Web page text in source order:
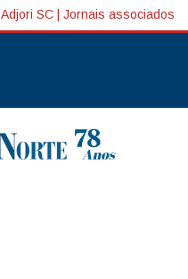
Adjori SC Jornais associados